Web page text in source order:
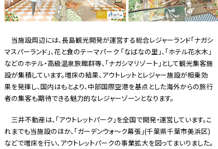
当施設周辺には、長島観光開発が運営する総合レジャーランド「ナガシ
マスパーランド」、花と食のテーマパーク 「なばなの里」、「ホテル花水木」
などのホテル・高級温泉旅館群等、「ナガシマリゾート」として観光集客施
設が集積しています。増床の結果、アウトレットとレジャー施設が相乗効
果を発揮し、国内はもとより、中部国際空港を基点とした海外からの旅行
者の集客も期待できる魅力的なレジャーゾーンとなります。
三井不動産は、「アウトレットパーク」を全国で開発・運営しています。こ
れまでも当施設のほか、「ガーデンウォ〜ク幕張」(千葉県千葉市美浜区)
などで増床を行い、アウトレットパークの事業拡大を図ってまいりました。